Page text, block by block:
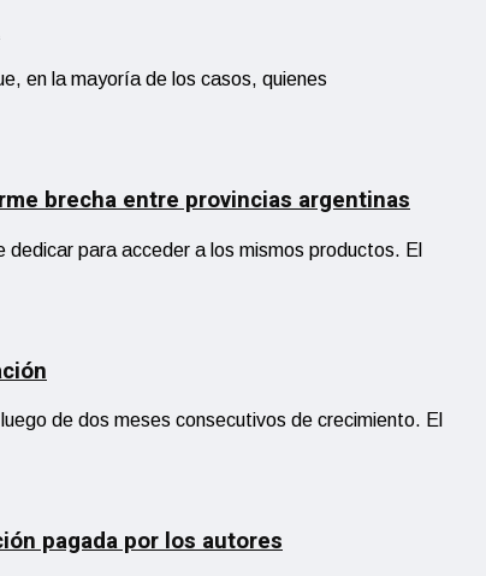
en la mayoría de los casos, quienes
brecha entre provincias argentinas
dedicar para acceder a los mismos productos. El
de dos meses consecutivos de crecimiento. El
pagada por los autores